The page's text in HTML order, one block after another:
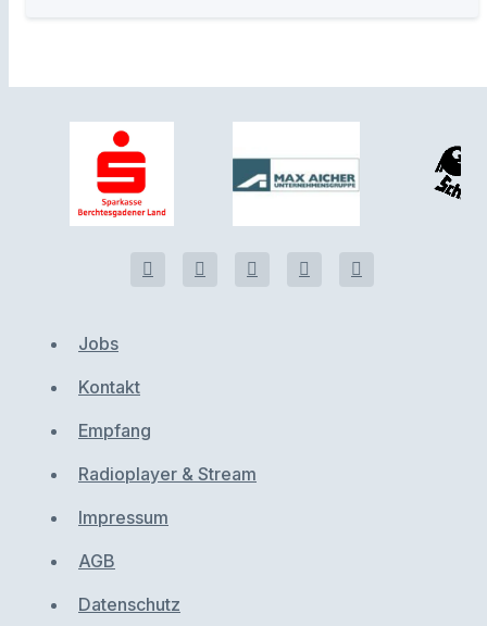
Jobs
Kontakt
Empfang
Radioplayer & Stream
Impressum
AGB
Datenschutz